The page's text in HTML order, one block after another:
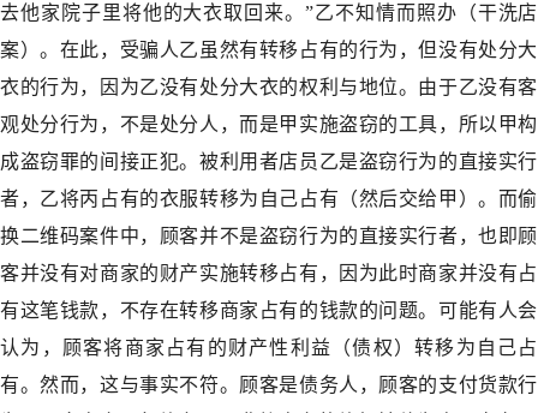
去他家院子里将他的大衣取回来。”乙不知情而照办（干洗店
案）。在此，受骗人乙虽然有转移占有的行为，但没有处分大
衣的行为，因为乙没有处分大衣的权利与地位。由于乙没有客
观处分行为，不是处分人，而是甲实施盗窃的工具，所以甲构
成盗窃罪的间接正犯。被利用者店员乙是盗窃行为的直接实行
者，乙将丙占有的衣服转移为自己占有（然后交给甲）。而偷
换二维码案件中，顾客并不是盗窃行为的直接实行者，也即顾
客并没有对商家的财产实施转移占有，因为此时商家并没有占
有这笔钱款，不存在转移商家占有的钱款的问题。可能有人会
认为，顾客将商家占有的财产性利益（债权）转移为自己占
有。然而，这与事实不符。顾客是债务人，顾客的支付货款行